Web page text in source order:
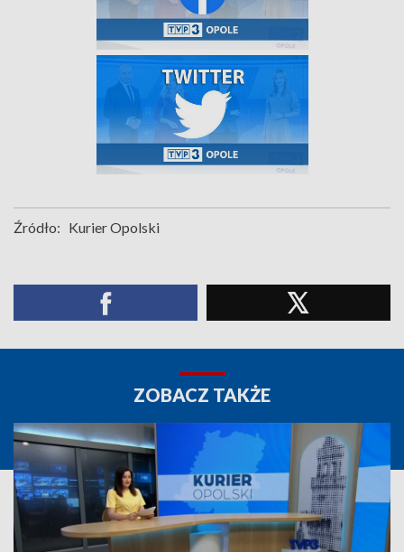
Źródło: Kurier Opolski
ZOBACZ TAKŻE